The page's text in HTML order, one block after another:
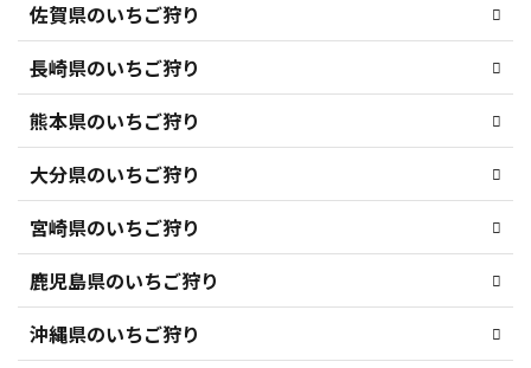
佐賀県のいちご狩り
長崎県のいちご狩り
熊本県のいちご狩り
大分県のいちご狩り
宮崎県のいちご狩り
鹿児島県のいちご狩り
沖縄県のいちご狩り